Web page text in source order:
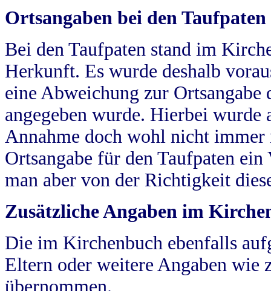
Ortsangaben bei den Taufpaten
Bei den Taufpaten stand im
Herkunft. Es wurde deshalb
eine Abweichung zur
angegeben wurde. Hierbei wurde
Annahme doch wohl nicht
Ortsangabe für den Taufpaten
man aber von der Richtigkeit
Zusätzliche Angaben im
Die im Kirchenbuch ebenfalls
Eltern oder weitere Angaben wie
übernommen.